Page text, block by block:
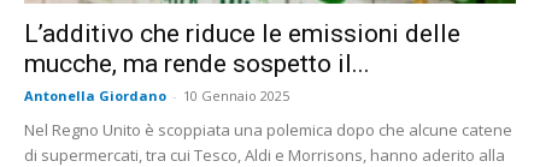
L’additivo che riduce le emissioni delle
mucche, ma rende sospetto il...
Antonella Giordano - 10 Gennaio 2025
Nel Regno Unito è scoppiata una polemica dopo che alcune catene
di supermercati, tra cui Tesco, Aldi e Morrisons, hanno aderito alla